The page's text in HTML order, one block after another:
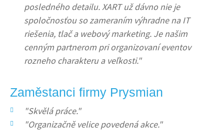
posledného detailu. XART už dávno nie je
spoločnosťou so zameraním výhradne na IT
riešenia, tlač a webový marketing. Je našim
cenným partnerom pri organizovaní eventov
rozneho charakteru a veľkosti."
Zaměstanci firmy Prysmian
"Skvělá práce."
"Organizačně velice povedená akce."